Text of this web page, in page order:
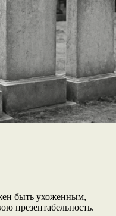
быть ухоженным,
презентабельность.